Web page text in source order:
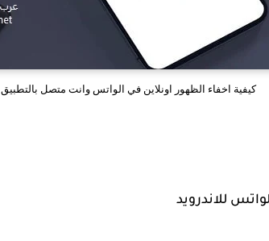
كيفية اخفاء الظهور اونلاين في الواتس وانت متصل بالتطبيق
للاندرويد